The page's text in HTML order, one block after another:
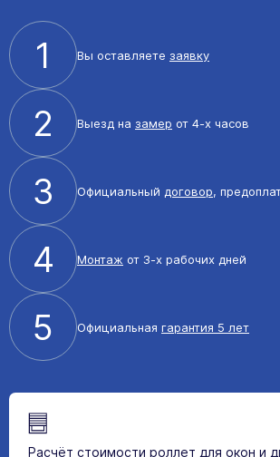
1 Вы оставляете заявку
2 Выезд на замер от 4-х часов
3 Официальный договор,
4 Монтаж от 3-х рабочих дней
5 Официальная гарантия 5 лет
Расчёт стоимости роллет для окон и